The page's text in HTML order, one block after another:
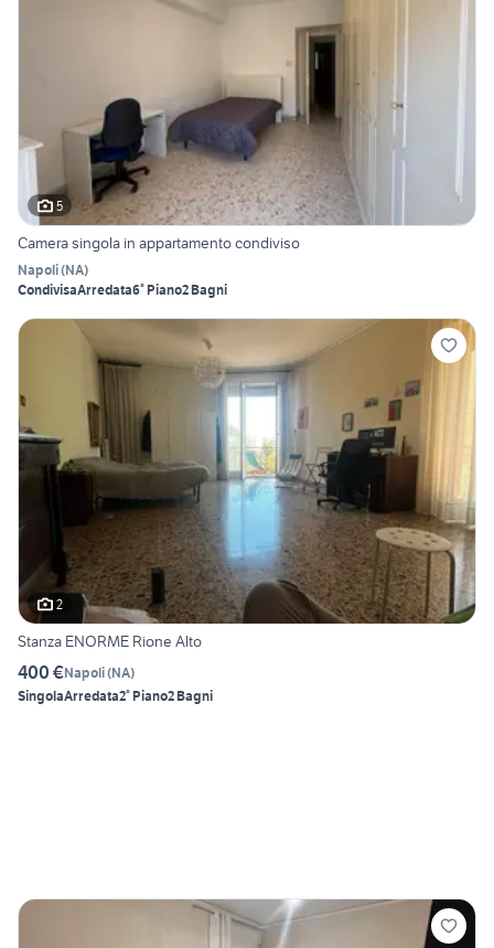
5
Camera singola in appartamento condiviso
Napoli(NA)
CondivisaArredata6° Piano2 Bagni
2
Stanza ENORME Rione Alto
400 €Napoli(NA)
SingolaArredata2° Piano2 Bagni